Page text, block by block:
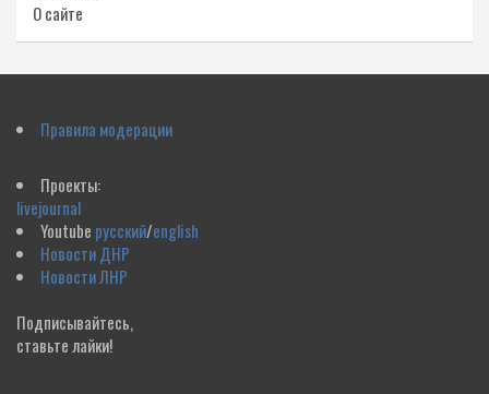
О сайте
Правила модерации
Проекты:
livejournal
Youtube русский/english
Новости ДНР
Новости ЛНР
Подписывайтесь,
ставьте лайки!